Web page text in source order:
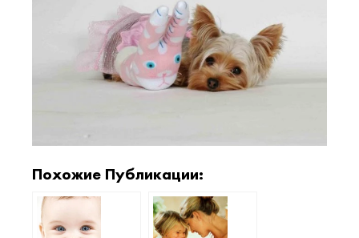
Похожие Публикации: